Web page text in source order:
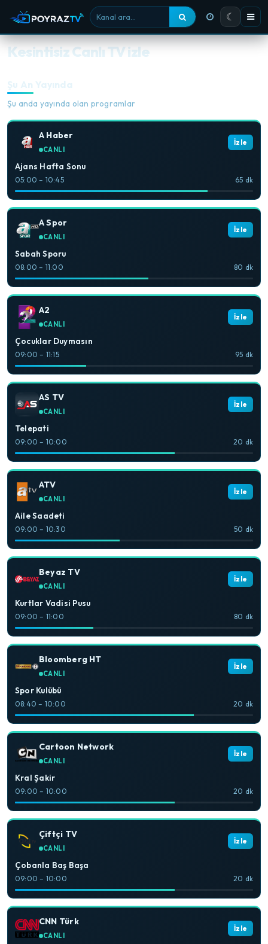
Kanal ara ☾
Kesintisiz Canlı TV izle
Şu An Yayında
Şu anda yayında olan programlar
A Haber
CANLI
İzle
Ajans Hafta Sonu
05:00 – 10:45 65 dk
A Spor
CANLI
İzle
Sabah Sporu
08:00 – 11:00 80 dk
A2
CANLI
İzle
Çocuklar Duymasın
09:00 – 11:15 95 dk
AS TV
CANLI
İzle
Telepati
09:00 – 10:00 20 dk
ATV
CANLI
İzle
Aile Saadeti
09:00 – 10:30 50 dk
Beyaz TV
CANLI
İzle
Kurtlar Vadisi Pusu
09:00 – 11:00 80 dk
Bloomberg HT
CANLI
İzle
Spor Kulübü
08:40 – 10:00 20 dk
Cartoon Network
CANLI
İzle
Kral Şakir
09:00 – 10:00 20 dk
Çiftçi TV
CANLI
İzle
Çobanla Baş Başa
09:00 – 10:00 20 dk
CNN Türk
CANLI
İzle